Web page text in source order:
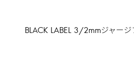
BLACK LABEL 3/2mmジャージ